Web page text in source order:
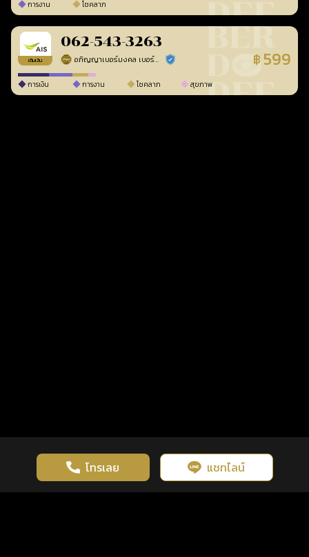
การงาน โชคลาภ
เติมเงิน
062-543-3263
อภิญญาเบอร์มงคล เบอร์สวยเลขศาสตร์ ร้านยืนยันแล้ว ฿ 599
การเงิน การงาน โชคลาภ สุขภาพ
โทรเลย แชทไลน์
เว็บไซต์นี้มีการใช้งานคุกกี้ เพื่อเพิ่มประสิทธิภาพและประสบการณ์ที่ดี
ในการใช้งานเว็บไซต์ นโยบายความเป็นส่วนตัว
รู้ก่อน พร้อมกว่า ทุกจังหวะชีวิต คลิกดูดวงฟรี